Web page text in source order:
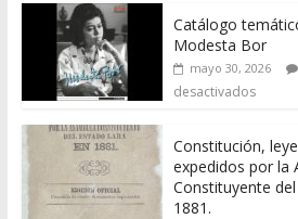
Catálogo
Modesta Bor
mayo 30, 2026
desactivados
Constitución,
expedidos por la
Constituyente
1881.